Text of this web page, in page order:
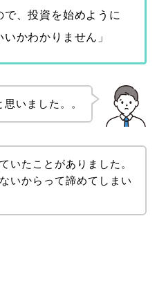
で、投資を始めように
かわかりません」
いました。。
いたことがありました。
いからって諦めてしまい